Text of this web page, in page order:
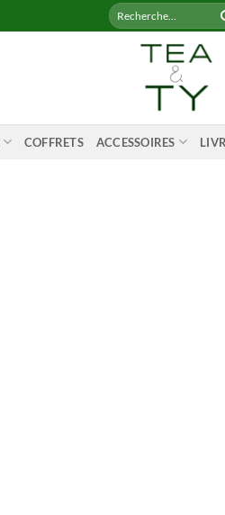
Recherche
pour :
COFFRETS ACCESSOIRES